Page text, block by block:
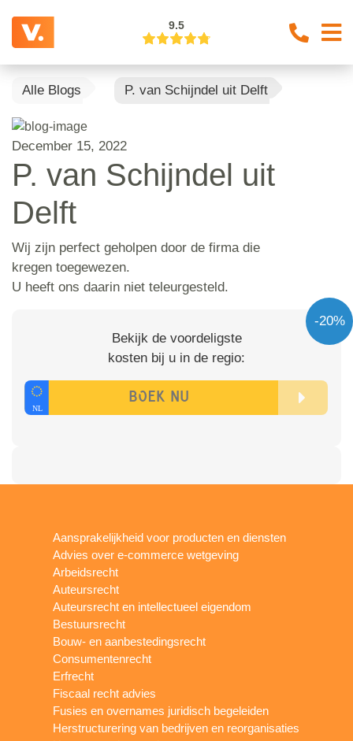
9.5
Alle Blogs P. van Schijndel uit Delft
December 15, 2022
P. van Schijndel uit
Delft
Wij zijn perfect geholpen door de firma die
kregen toegewezen.
U heeft ons daarin niet teleurgesteld.
-20%
Bekijk de voordeligste
kosten bij u in de regio:
Aansprakelijkheid voor producten en diensten
Advies over e-commerce wetgeving
Arbeidsrecht
Auteursrecht
Auteursrecht en intellectueel eigendom
Bestuursrecht
Bouw- en aanbestedingsrecht
Consumentenrecht
Erfrecht
Fiscaal recht advies
Fusies en overnames juridisch begeleiden
Herstructurering van bedrijven en reorganisaties